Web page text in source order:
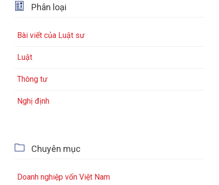
 Phân loại
Bài viết của Luật sư
Luật
Thông tư
Nghị định
 Chuyên mục
Doanh nghiệp vốn Việt Nam